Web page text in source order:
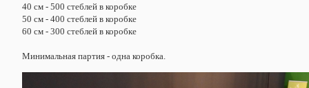
40 см - 500 стеблей в коробке
50 см - 400 стеблей в коробке
60 см - 300 стеблей в коробке
Минимальная партия - одна коробка.